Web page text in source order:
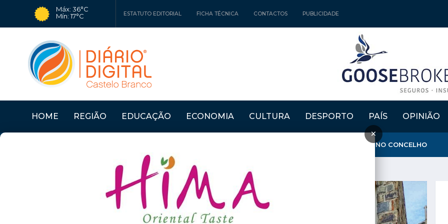
Máx: 36°C
Mín: 17°C
ESTATUTO EDITORIAL FICHA TÉCNICA CONTACTOS PUBLICIDADE
HOME REGIÃO EDUCAÇÃO ECONOMIA CULTURA DESPORTO PAÍS OPINIÃO
×
CÂMARA DO FUNDÃO GARANTE QUE AMBULÂNCIA DO INEM FICA NO CONCELHO